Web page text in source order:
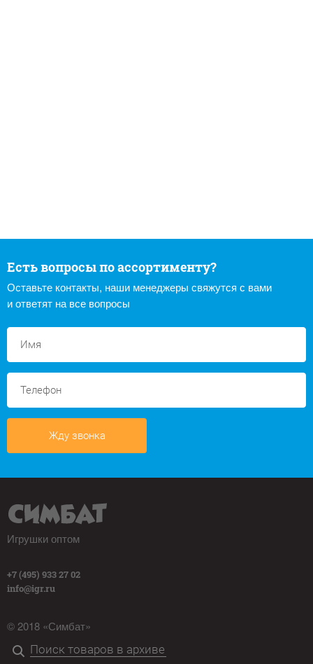
Есть вопросы по ассортименту?
Оставьте контакты, наши менеджеры свяжутся с вами
и ответят на все вопросы
Жду звонка
Игрушки оптом
+7 (495) 933 27 02
info@igr.ru
© 2018 «Симбат»